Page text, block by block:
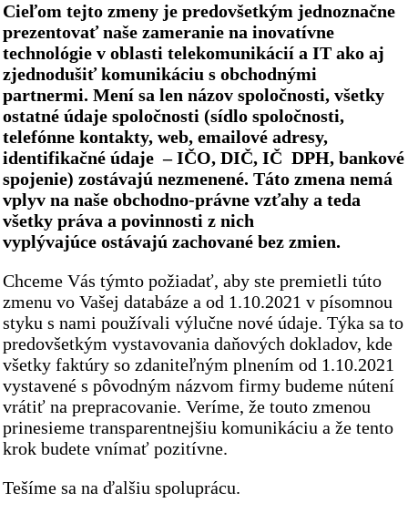
Cieľom tejto zmeny je predovšetkým jednoznačne
prezentovať naše zameranie na inovatívne
technológie v oblasti telekomunikácií a IT ako aj
zjednodušiť komunikáciu s obchodnými
partnermi. Mení sa len názov spoločnosti, všetky
ostatné údaje spoločnosti (sídlo spoločnosti,
telefónne kontakty, web, emailové adresy,
identifikačné údaje – IČO, DIČ, IČ DPH, bankové
spojenie) zostávajú nezmenené. Táto zmena nemá
vplyv na naše obchodno-právne vzťahy a teda
všetky práva a povinnosti z nich
vyplývajúce ostávajú zachované bez zmien.
Chceme Vás týmto požiadať, aby ste premietli túto
zmenu vo Vašej databáze a od 1.10.2021 v písomnou
styku s nami používali výlučne nové údaje. Týka sa to
predovšetkým vystavovania daňových dokladov, kde
všetky faktúry so zdaniteľným plnením od 1.10.2021
vystavené s pôvodným názvom firmy budeme nútení
vrátiť na prepracovanie. Veríme, že touto zmenou
prinesieme transparentnejšiu komunikáciu a že tento
krok budete vnímať pozitívne.
Tešíme sa na ďalšiu spoluprácu.